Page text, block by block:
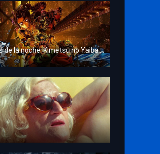
Guardianes de la noche: Kimetsu no Yaiba La fortaleza infinita